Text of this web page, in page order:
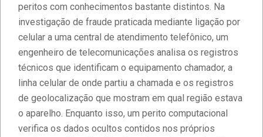
peritos com conhecimentos bastante distintos. Na
investigação de fraude praticada mediante ligação por
celular a uma central de atendimento telefônico, um
engenheiro de telecomunicações analisa os registros
técnicos que identificam o equipamento chamador, a
linha celular de onde partiu a chamada e os registros
de geolocalização que mostram em qual região estava
o aparelho. Enquanto isso, um perito computacional
verifica os dados ocultos contidos nos próprios